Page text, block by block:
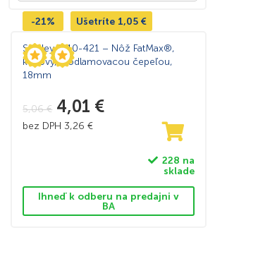
-21% Ušetríte 1,05€
Stanley 8-10-421 – Nôž FatMax®,
kovový, s odlamovacou čepeľou,
18mm
5,06€ 4,01 €
bez DPH3,26€
228 na
sklade
Ihneď k odberu na predajni v
BA